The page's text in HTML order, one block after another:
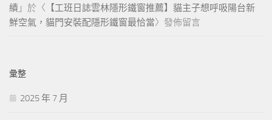
績 」於〈 【工班日誌雲林隱形鐵窗推薦】貓主子想呼吸陽台新
鮮空氣，貓門安裝配隱形鐵窗最恰當〉發佈留言
彙整
2025 年 7 月